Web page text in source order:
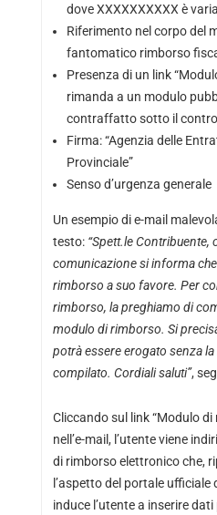
dove XXXXXXXXXX è
Riferimento nel corpo del
fantomatico rimborso
Presenza di un link
rimanda a un modulo
contraffatto sotto il
Firma: “Agenzia delle
Provinciale”
Senso d’urgenza generale
Un esempio di e-mail
testo: “Spett.le Contribuente,
comunicazione si informa
rimborso a suo favore. Per
rimborso, la preghiamo di
modulo di rimborso. Si
potrà essere erogato senza
compilato. Cordiali saluti”,
Cliccando sul link “Modulo di
nell’e-mail, l’utente viene
di rimborso elettronico che,
l’aspetto del portale ufficiale
induce l’utente a inserire